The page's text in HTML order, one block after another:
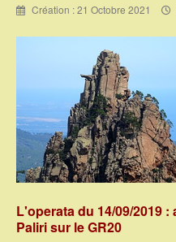
Création : 21 Octobre 2021
L'operata du 14/09/2019
Paliri sur le GR20